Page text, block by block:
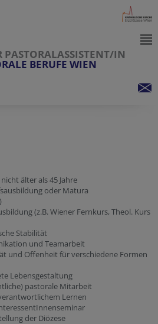
IN
BERUFE WIEN
älter als 45 Jahre
oder Matura
(z.B. Wiener Fernkurs, Theol. Kurs
Stabilität
und Teamarbeit
und Offenheit für verschiedene Formen
Lebensgestaltung
pastorale Mitarbeit
Lernen
der Diözese